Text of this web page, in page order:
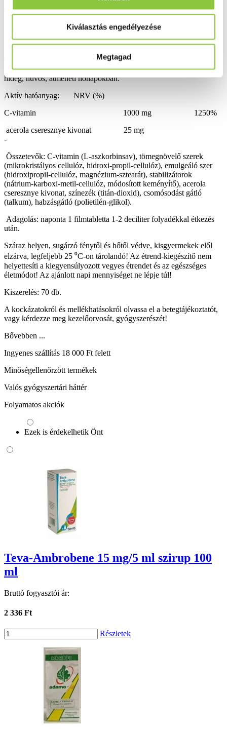
Kiválasztás engedélyezése
Megtagad
ültetvények.
Fogyasztása javasolt:
fokozott stressz, fizikai igénybevétel, kimerültség esetén,
várandós és szoptató kismamák számára,
hideg, hűvös, átmeneti hónapokban.
Aktív hatóanyag: NRV (%)
C-vitamin 1000 mg 1250%
acerola cseresznye kivonat 25 mg
-
Összetevők: C-vitamin (L-aszkorbinsav), tömegnövelő szerek
(mikrokristályos cellulóz, hidroxi-propil-cellulóz), emulgeáló szer
(hidroxipropil-cellulóz, magnézium-sztearát), stabilizátorok
(nátrium-karboxi-metil-cellulóz, módosított keményítő), acerola
cseresznye kivonat, színezék (titán-dioxid), csomósodást gátló
(talkum), habzásgátló (polietilén-glikol).
Adagolás: naponta 1 filmtabletta 1-2 deciliter folyadékkal étkezés
után.
Száraz helyen, sugárzó fénytől és hőtől védve, kisgyermekek elől
elzárva, legfeljebb 25 ⁰C-on tárolandó! Az étrend-kiegészítő nem
helyettesíti a kiegyensúlyozott vegyes étrendet és az egészséges
életmódot! Az ajánlott napi mennyiséget ne lépje túl!
Kiszerelés: 70 db.
A kockázatokról és mellékhatásokról olvassa el a betegtájékoztatót,
vagy kérdezze meg kezelőorvosát, gyógyszerészét!
Bővebben ...
Ingyenes szállítás 18 000 Ft felett
Minőségellenőrzött termékek
Valós gyógyszertári háttér
Folyamatos akciók
Ezek is érdekelhetik Önt
Teva-Ambrobene 15 mg/5 ml szirup 100
ml
Bruttó fogyasztói ár:
2 336 Ft
Részletek